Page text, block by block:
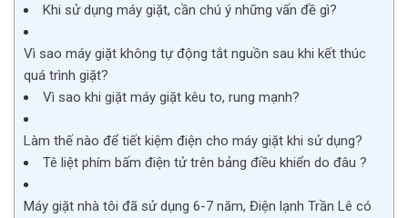
Khi sử dụng máy giặt, cần chú ý những vấn đề gì?
Vì sao máy giặt không tự động tắt nguồn sau khi kết thúc
quá trình giặt?
Vì sao khi giặt máy giặt kêu to, rung mạnh?
Làm thế nào để tiết kiệm điện cho máy giặt khi sử dụng?
Tê liệt phím bấm điện tử trên bảng điều khiển do đâu ?
Máy giặt nhà tôi đã sử dụng 6-7 năm, Điện lạnh Trần Lê có